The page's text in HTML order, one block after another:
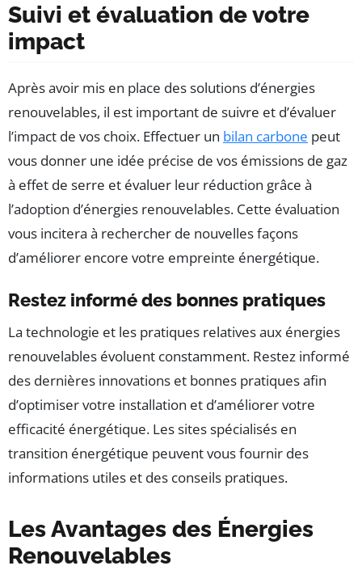
Suivi et évaluation de votre
impact
Après avoir mis en place des solutions d’énergies
renouvelables, il est important de suivre et d’évaluer
l’impact de vos choix. Effectuer un bilan carbone peut
vous donner une idée précise de vos émissions de gaz
à effet de serre et évaluer leur réduction grâce à
l’adoption d’énergies renouvelables. Cette évaluation
vous incitera à rechercher de nouvelles façons
d’améliorer encore votre empreinte énergétique.
Restez informé des bonnes pratiques
La technologie et les pratiques relatives aux énergies
renouvelables évoluent constamment. Restez informé
des dernières innovations et bonnes pratiques afin
d’optimiser votre installation et d’améliorer votre
efficacité énergétique. Les sites spécialisés en
transition énergétique peuvent vous fournir des
informations utiles et des conseils pratiques.
Les Avantages des Énergies
Renouvelables